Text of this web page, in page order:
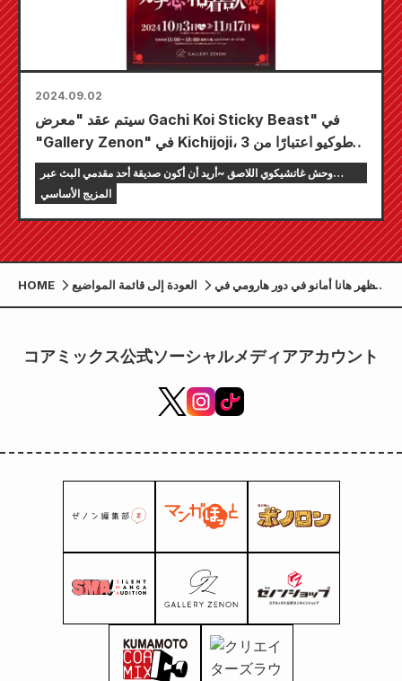
2024.09.02
سيتم عقد "معرض Gachi Koi Sticky Beast" في
"Gallery Zenon" في Kichijoji، طوكيو اعتبارًا من 3
أكتوبر (الخميس). سيتم جمع 8 "وحوش" حول طاولة
مستديرة سيتم إصدار الرسوم التوضيحية الأصلية
وحش غاتشيكوي اللاصق ~أريد أن أكون صديقة أحد مقدمي البث عبر
الإنترنت~
المزيج الأساسي
HOME العودة إلى قائمة المواضيع
تظهر هانا أمانو في دور هارومي في
コアミックス公式ソーシャルメディアアカウント